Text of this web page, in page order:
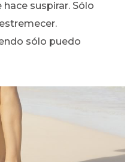
suspirar. Sólo
sólo puedo